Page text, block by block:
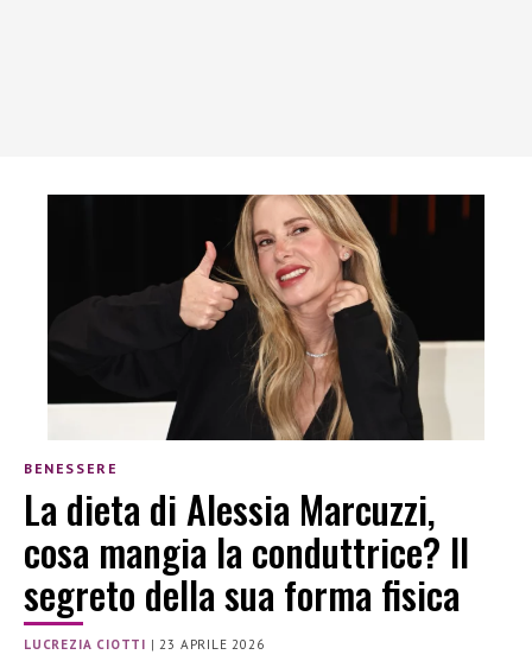
BENESSERE
La dieta di Alessia Marcuzzi,
cosa mangia la conduttrice? Il
segreto della sua forma fisica
LUCREZIA CIOTTI |23 APRILE 2026